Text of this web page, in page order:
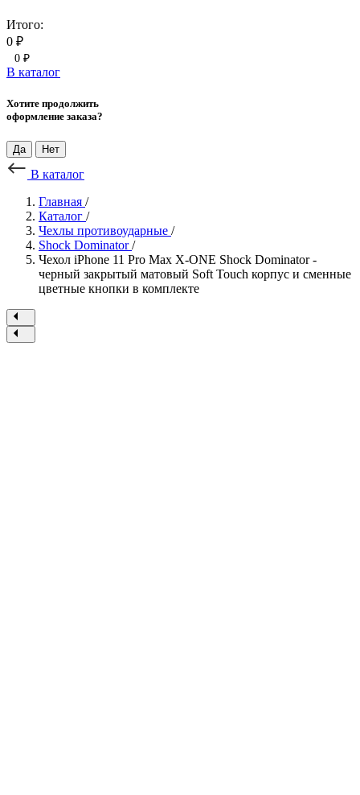
Итого:
0 ₽
0 ₽
В каталог
Хотите продолжить
оформление заказа?
Да Нет
В каталог
Главная /
Каталог /
Чехлы противоударные /
Shock Dominator/
Чехол iPhone 11 Pro Max X-ONE Shock Dominator -
черный закрытый матовый Soft Touch корпус и сменные
цветные кнопки в комплекте